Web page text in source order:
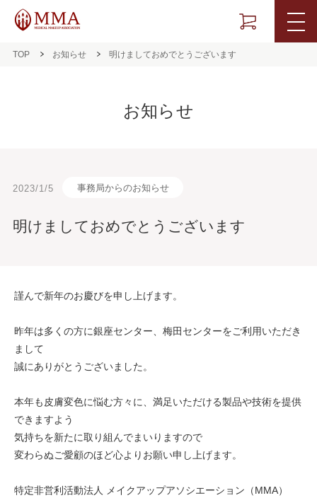
TOP お知らせ 明けましておめでとうございます
お知らせ
2023/1/5 事務局からのお知らせ
明けましておめでとうございます
謹んで新年のお慶びを申し上げます。
昨年は多くの方に銀座センター、梅田センターをご利用いただき
まして
誠にありがとうございました。
本年も皮膚変色に悩む方々に、満足いただける製品や技術を提供
できますよう
気持ちを新たに取り組んでまいりますので
変わらぬご愛顧のほど心よりお願い申し上げます。
特定非営利活動法人 メイクアップアソシエーション（MMA）